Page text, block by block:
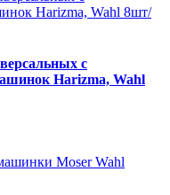
с
Harizma, Wahl